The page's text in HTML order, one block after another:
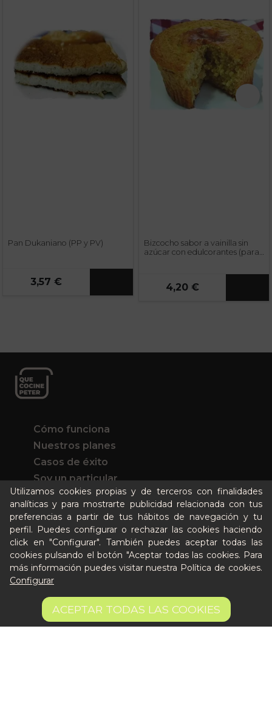
2,10 € AÑADIR A LA CESTA
Pan Dukaniano (PP y PV)
3,57 €
Bizcocho sabor a vainilla sin
azúcar con edulcorantes (para
4,20 €
Utilizamos cookies propias y de terceros con finalidades
analíticas y para mostrarte publicidad relacionada con tus
preferencias a partir de tus hábitos de navegación y tu
perfil. Puedes configurar o rechazar las cookies haciendo
click en "Configurar". También puedes aceptar todas las
cookies pulsando el botón "Aceptar todas las cookies. Para
más información puedes visitar nuestra Política de cookies.
Configurar
ACEPTAR TODAS LAS COOKIES
Cómo funciona
Nuestros planes
Casos de éxito
Soy un particular
Quién es Peter
Recursos / Blog
Cultura
Llámanos al 644 52 51 02
Escríbenos al Whatsapp
Escríbenos al correo
De lunes a viernes de 8:30 a 14:00